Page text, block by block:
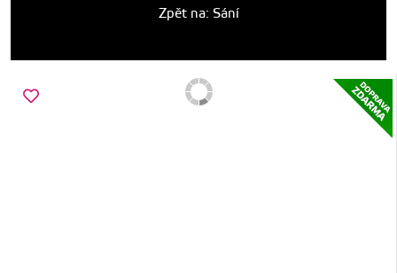
Zpět na: Sání